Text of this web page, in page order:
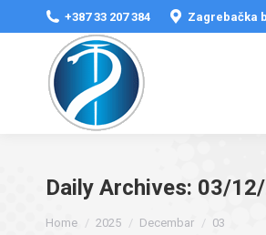
+387 33 207 384 Zagrebačka
Daily Archives: 03/
Home 2025 Decembar 03